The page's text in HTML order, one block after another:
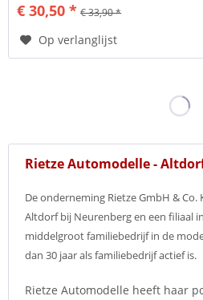
€ 30,50 * € 33,90 *
Op verlanglijst
Rietze Automodelle -
De onderneming Rietze GmbH & Co.
Altdorf bij Neurenberg en een filiaal
middelgroot familiebedrijf in de
dan 30 jaar als familiebedrijf actief is.
Rietze Automodelle heeft haar